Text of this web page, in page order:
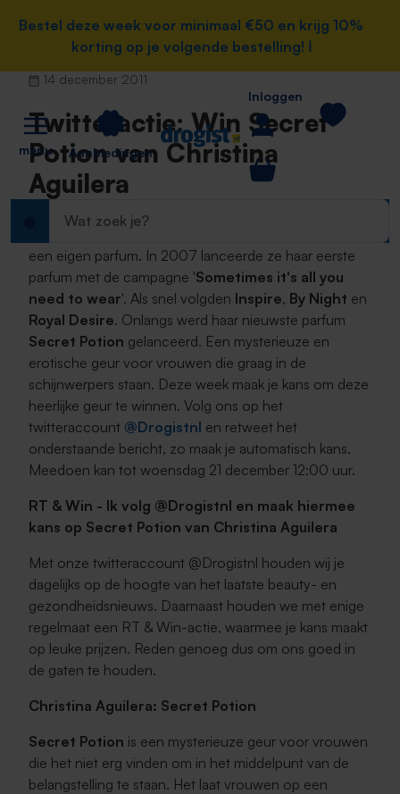
hoofdinhoud
Bestel deze week voor minimaal €50 en krijg 10%
korting op je volgende bestelling! ℹ️
Bestel deze week voor minimaal €50 en krijg 10%
korting op je volgende bestelling! ℹ️
menu Aanbiedingen
Inloggen
14 december 2011
Twitteractie: Win Secret
Potion van Christina
Aguilera
Zangdiva Christina Aguilera is een van de celebs met
een eigen parfum. In 2007 lanceerde ze haar eerste
parfum met de campagne 'Sometimes it's all you
need to wear'. Als snel volgden Inspire, By Night en
Royal Desire. Onlangs werd haar nieuwste parfum
Secret Potion gelanceerd. Een mysterieuze en
erotische geur voor vrouwen die graag in de
schijnwerpers staan. Deze week maak je kans om deze
heerlijke geur te winnen. Volg ons op het
twitteraccount @Drogistnl en retweet het
onderstaande bericht, zo maak je automatisch kans.
Meedoen kan tot woensdag 21 december 12:00 uur.
RT & Win - Ik volg @Drogistnl en maak hiermee
kans op Secret Potion van Christina Aguilera
Met onze twitteraccount @Drogistnl houden wij je
dagelijks op de hoogte van het laatste beauty- en
gezondheidsnieuws. Daarnaast houden we met enige
regelmaat een RT & Win-actie, waarmee je kans maakt
op leuke prijzen. Reden genoeg dus om ons goed in
de gaten te houden.
Christina Aguilera: Secret Potion
Secret Potion is een mysterieuze geur voor vrouwen
die het niet erg vinden om in het middelpunt van de
belangstelling te staan. Het laat vrouwen op een